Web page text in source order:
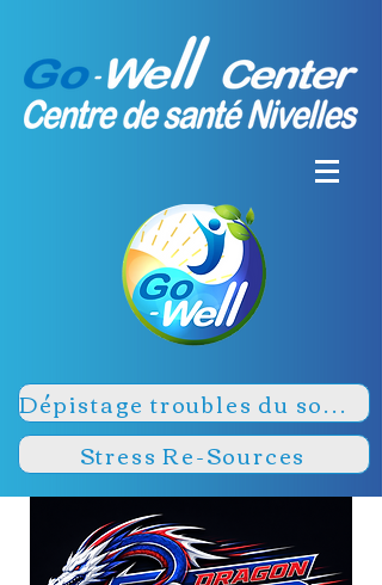
Dépistage troubles du sommeil
Stress Re-Sources